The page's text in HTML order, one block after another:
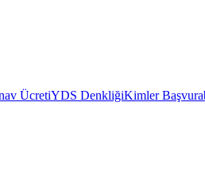
ÜcretiYDS DenkliğiKimler